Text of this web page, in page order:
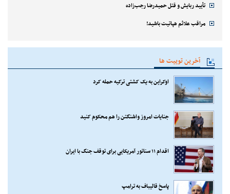
تأیید ربایش و قتل حمیدرضا رجب‌زاده
مراقب علائم هپاتیت باشید!
آخرین توییت ها
اوکراین به یک کشتی ترکیه حمله کرد
جنایات امروز واشنگتن را هم محکوم کنید
اقدام ۱۱ سناتور آمریکایی برای توقف جنگ با ایران
پاسخ قالیباف به ترامپ